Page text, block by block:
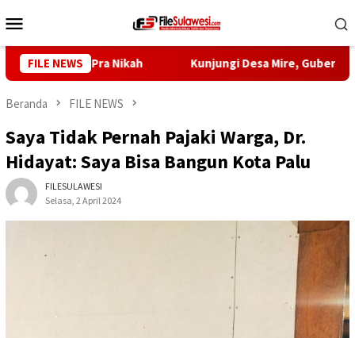
ke
Mobile
FILE NEWS
Sejak Pra Nikah Kunjungi Desa Mire, Gubernur
Beranda FILE NEWS
Saya Tidak Pernah Pajaki Warga, Dr.
Hidayat: Saya Bisa Bangun Kota Palu
FILESULAWESI
Selasa, 2 April 2024